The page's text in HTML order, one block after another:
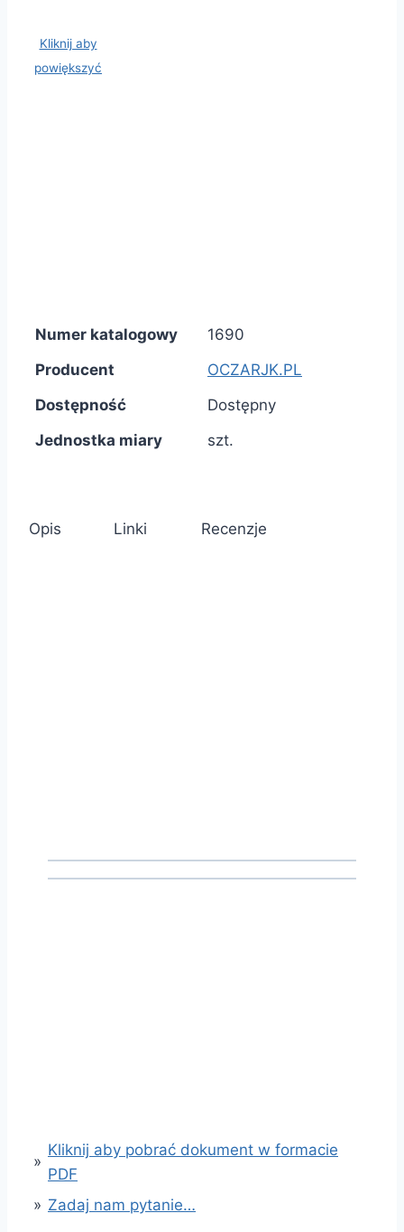
Kliknij aby
powiększyć
Numer katalogowy
1690
Producent
OCZARJK.PL
Dostępność
Dostępny
Jednostka miary
szt.
Opis Linki Recenzje
»
Kliknij aby pobrać dokument w formacie
PDF
» Zadaj nam pytanie…